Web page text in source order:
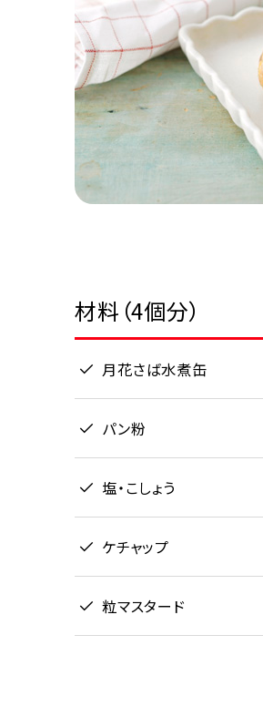
材料（4個分）
月花さば水煮缶
パン粉
塩・こしょう
ケチャップ
粒マスタード